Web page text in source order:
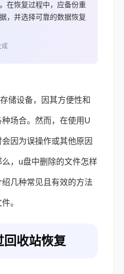
在恢复过程中，应备份重
，并选择可靠的数据恢复
成
储设备，因其方便性和
场合。然而，在使用U
因为误操作或其他原因
，u盘中删除的文件怎样
几种常见且有效的方法
。
回收站恢复